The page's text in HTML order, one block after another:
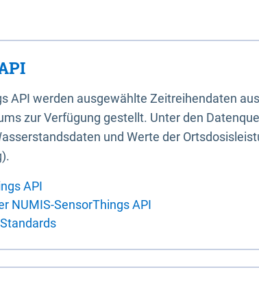
API werden ausgewählte Zeitreihendaten
zur Verfügung gestellt. Unter den
und Werte der
API
NUMIS-SensorThings API